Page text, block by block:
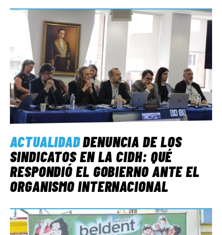
ACTUALIDADDENUNCIA DE LOS
SINDICATOS EN LA CIDH: QUÉ
RESPONDIÓ EL GOBIERNO ANTE EL
ORGANISMO INTERNACIONAL